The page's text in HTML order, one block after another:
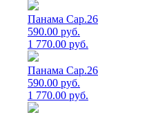
Панама Cap.26
590.00 руб.
1 770.00 руб.
Панама Cap.26
590.00 руб.
1 770.00 руб.